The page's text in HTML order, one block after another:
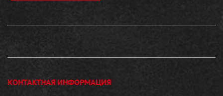
КОНТАКТНАЯ ИНФОРМАЦИЯ